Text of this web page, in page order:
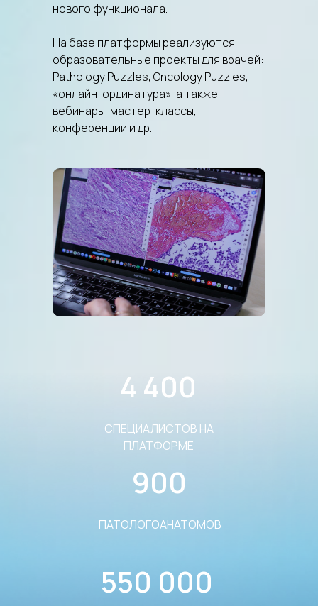
нового функционала.
На базе платформы реализуются
образовательные проекты для врачей:
Pathology Puzzles, Oncology Puzzles,
«онлайн-ординатура», а также
вебинары, мастер-классы,
конференции и др.
4 400
СПЕЦИАЛИСТОВ НА
ПЛАТФОРМЕ
900
ПАТОЛОГОАНАТОМОВ
550 000